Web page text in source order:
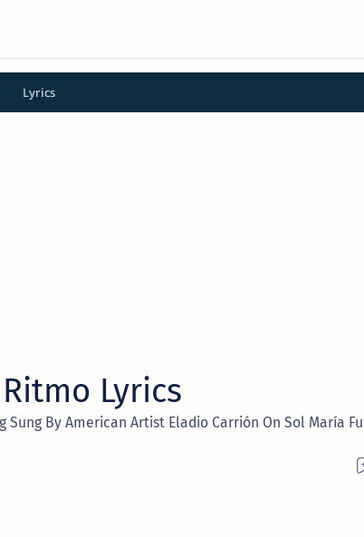
Lyrics
Lyrics
Sung By American Artist Eladio Carrión On Sol María